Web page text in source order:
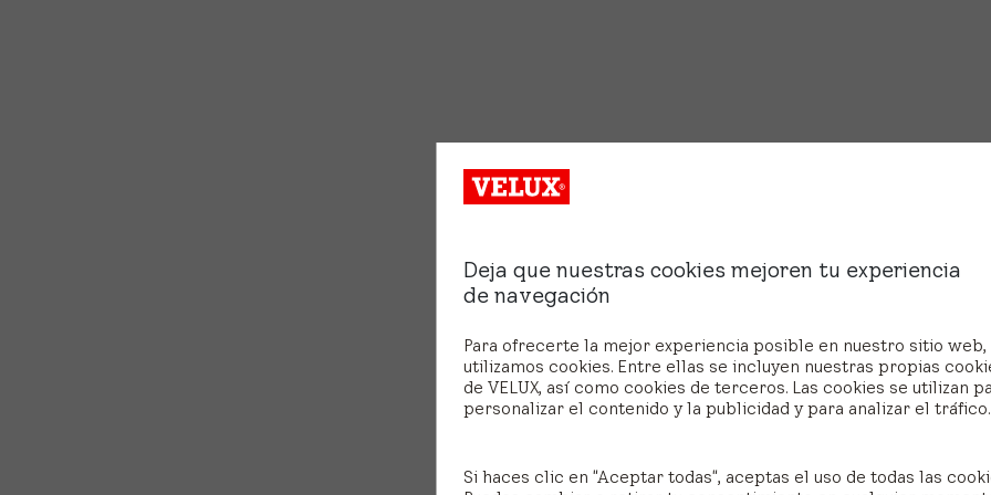
Deja que nuestras cookies mejoren tu experiencia
de navegación
Para ofrecerte la mejor experiencia posible en nuestro sitio web,
utilizamos cookies. Entre ellas se incluyen nuestras propias
de VELUX, así como cookies de terceros. Las cookies se utilizan
personalizar el contenido y la publicidad y para analizar el tráfico.
Si haces clic en "Aceptar todas", aceptas el uso de todas las